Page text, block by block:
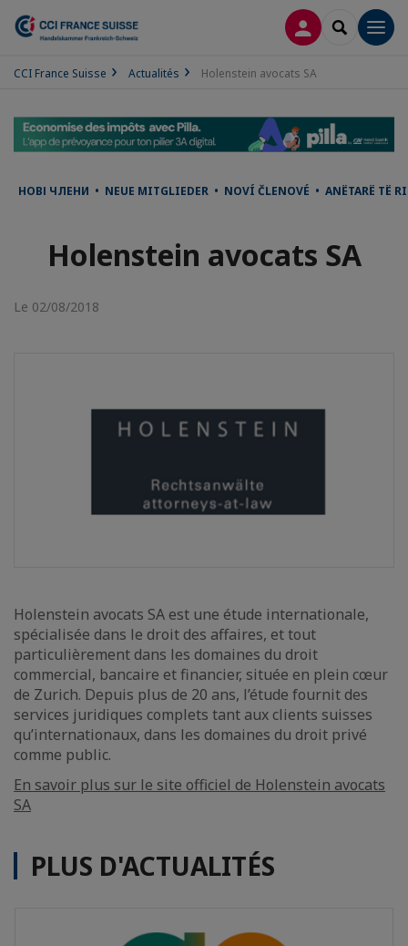
CONNEXION
CCI France Suisse Actualités Holenstein avocats SA
НОВІ ЧЛЕНИ • NEUE MITGLIEDER • NOVÍ ČLENOVÉ • ANËTARË TË
Holenstein avocats SA
Le 02/08/2018
Holenstein avocats SA est une étude internationale,
spécialisée dans le droit des affaires, et tout
particulièrement dans les domaines du droit
commercial, bancaire et financier, située en plein cœur
de Zurich. Depuis plus de 20 ans, l’étude fournit des
services juridiques complets tant aux clients suisses
qu’internationaux, dans les domaines du droit privé
comme public.
En savoir plus sur le site officiel de Holenstein avocats
SA
PLUS D'ACTUALITÉS